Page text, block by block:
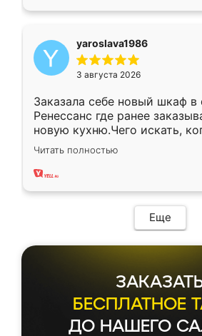
yaroslava1986
3 августа 2026
Заказала себе новый шкаф в
Ренессанс где ранее
новую кухню.Чего искать,
вполне довольна. Служит
два года, нареканий нет.
Читать полностью
Еще
БЕСПЛАТНОЕ
ДО НАШЕГО